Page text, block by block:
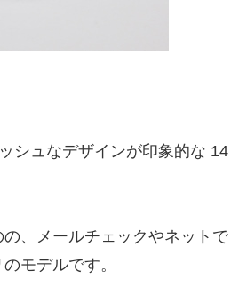
シュなデザインが印象的な 14
、メールチェックやネットで
モデルです。